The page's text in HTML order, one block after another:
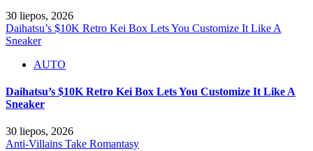
30 liepos, 2026
Daihatsu’s $10K Retro Kei Box Lets You Customize It Like A
Sneaker
AUTO
Daihatsu’s $10K Retro Kei Box Lets You Customize It Like A
Sneaker
30 liepos, 2026
Anti-Villains Take Romantasy